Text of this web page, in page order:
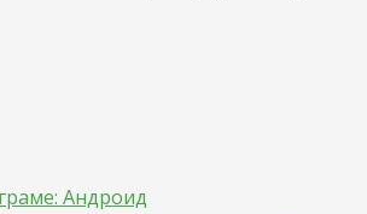
Андроид